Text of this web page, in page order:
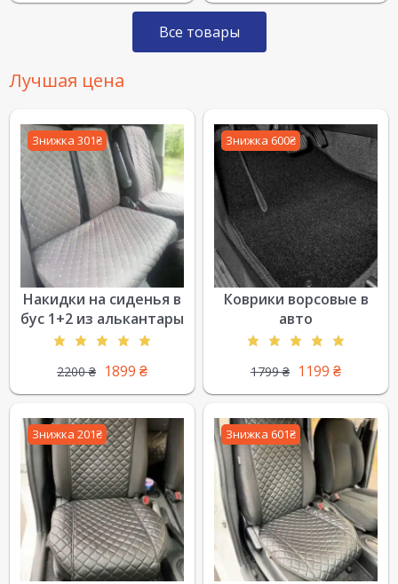
Все товары
Лучшая цена
Знижка 301₴
Накидки на сиденья в
бус 1+2 из алькантары
2200₴ 1899 ₴
Знижка 600₴
Коврики ворсовые в
авто
1799₴ 1199 ₴
Знижка 201₴ Знижка 601₴